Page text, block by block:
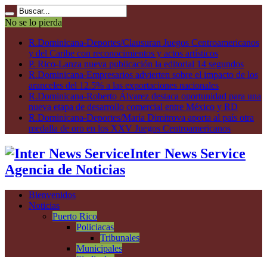
No se lo pierda
R.Dominicana-Deportes/Clausuran Juegos Centroamericanos
y del Caribe con reconocimientos y actos artísticos
P. Rico-Lanza nueva publicación la editorial 14 segundos
R.Dominicana-Empresarios advierten sobre el impacto de los
aranceles del 12.5% a las exportaciones nacionales
R.Dominicana-Roberto Álvarez destaca oportunidad para una
nueva etapa de desarrollo comercial entre México y RD
R.Dominicana-Deportes/María Dimitrova aporta al país otra
medalla de oro en los XXV Juegos Centroamericanos
Inter News Service
Agencia de Noticias
Bienvenidos
Noticias
Puerto Rico
Policiacas
Tribunales
Municipales